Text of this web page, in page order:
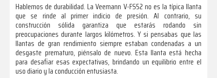
Hablemos de durabilidad. La Veemann V-FS52 no es la típica llanta
que se rinde al primer indicio de presión. Al contrario, su
construcción sólida garantiza que estarás rodando sin
preocupaciones durante largos kilómetros. Y si pensabas que las
llantas de gran rendimiento siempre estaban condenadas a un
desgaste prematuro, piénsalo de nuevo. Esta llanta está hecha
para desafiar esas expectativas, brindando un equilibrio entre el
uso diario y la conducción entusiasta.